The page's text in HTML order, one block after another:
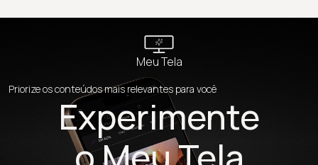
Meu Tela
Priorize os conteúdos mais relevantes para você
Experimente